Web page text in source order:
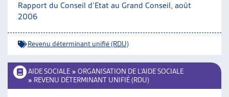
Rapport du Conseil d’Etat au Grand Conseil, août
2006
Revenu déterminant unifié (RDU)
AIDE SOCIALE » ORGANISATION DE L’AIDE SOCIALE
» REVENU DÉTERMINANT UNIFIÉ (RDU)